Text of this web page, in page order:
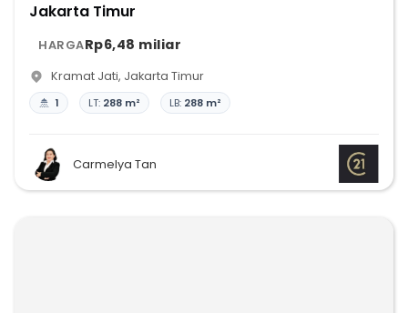
Jakarta Timur
HARGARp6,48 miliar
Kramat Jati, Jakarta Timur
1 LT: 288 m² LB: 288 m²
Carmelya Tan